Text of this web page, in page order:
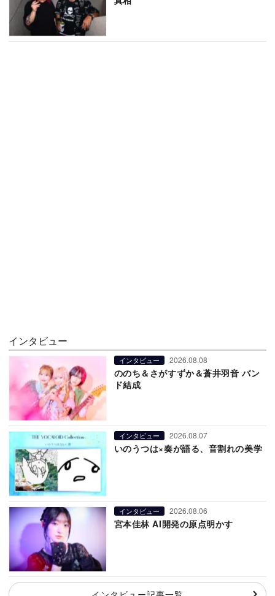
インタビュー
インタビュー 2026.08.08
ののち＆さがすずか＆蒼井羽音 バン
ド結成
インタビュー 2026.08.07
いのうつは×奏が語る、音割れの美学
インタビュー 2026.08.06
宮本佳林 AI開発の原点明かす